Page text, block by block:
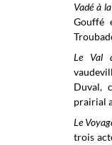
Vadé à
Gouffé
Le Val
Duval,
prairial
Le
trois